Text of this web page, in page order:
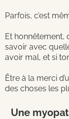
Parfois, c’est
Et honnêtement,
savoir avec
avoir mal, et si
Être à la merci
des choses les
Une